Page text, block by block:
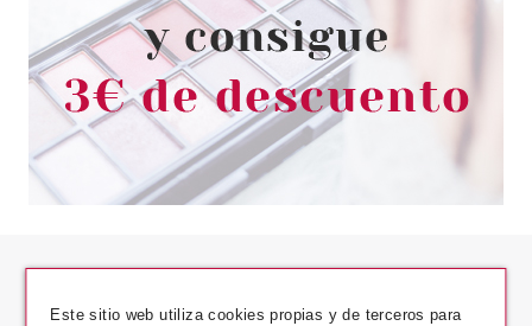
Este sitio web utiliza cookies propias y de terceros para